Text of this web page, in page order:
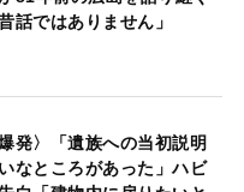
話ではありません」
発〉「遺族への当初説明
なところがあった」ハビ